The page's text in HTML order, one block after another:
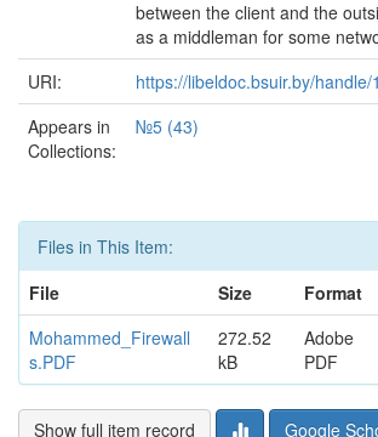
between the client and the
as a middleman for some
URI:
https://libeldoc.bsuir.by/
Appears in
Collections:
№5 (43)
Files in This Item:
File
Size
Format
Mohammed_Firewall
s.PDF
272.52
kB
Adobe
PDF
Show full item record Google